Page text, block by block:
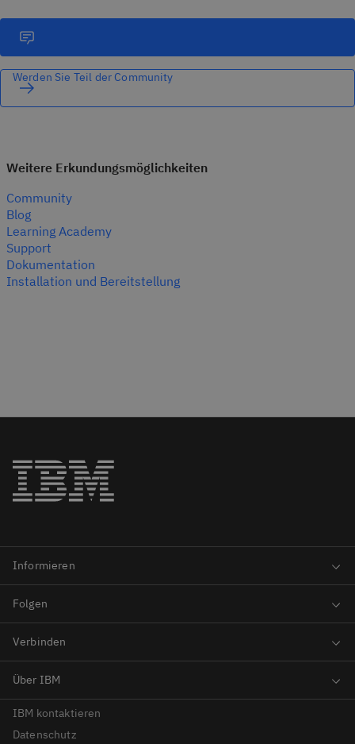
Werden Sie Teil der Community
Weitere Erkundungsmöglichkeiten
Community
Blog
Learning Academy
Support
Dokumentation
Installation und Bereitstellung
IBM kontaktieren
Datenschutz